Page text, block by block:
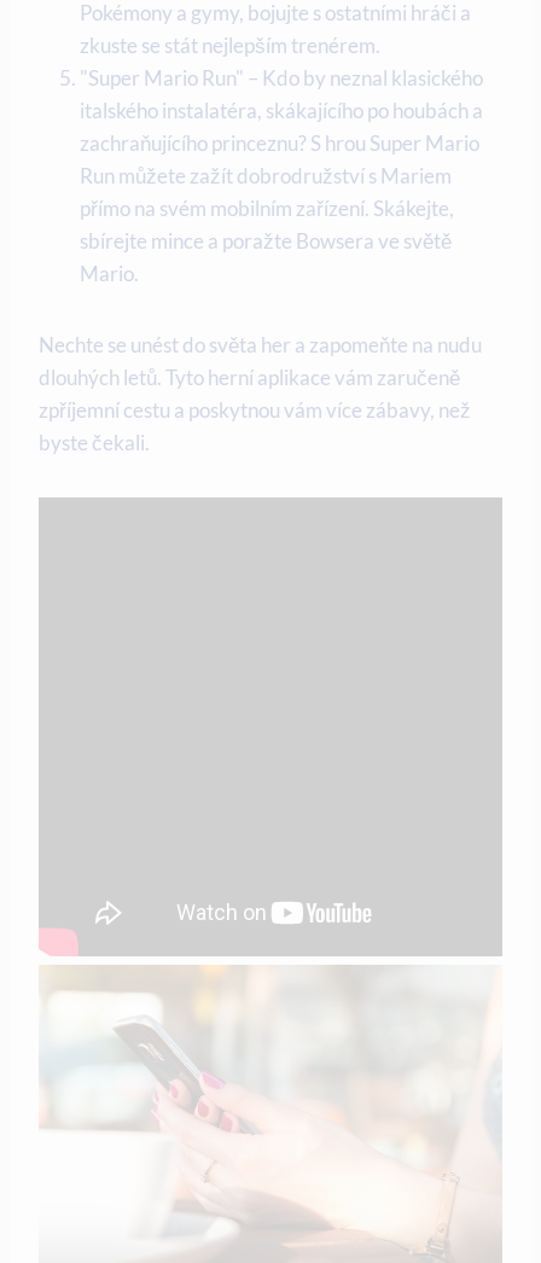
Pokémony a gymy, bojujte s ostatními hráči a
zkuste se stát nejlepším trenérem.
"Super Mario Run" – Kdo by neznal klasického
italského instalatéra, skákajícího po houbách a
zachraňujícího princeznu? S hrou Super Mario
Run můžete zažít dobrodružství s Mariem
přímo na svém mobilním zařízení. Skákejte,
sbírejte mince a poražte Bowsera ve světě
Mario.
Nechte se unést do světa her a zapomeňte na nudu
dlouhých letů. Tyto herní aplikace vám zaručeně
zpříjemní cestu a poskytnou vám více zábavy, než
byste čekali.